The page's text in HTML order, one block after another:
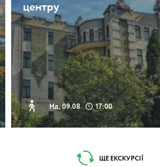
центру
Нд, 09.08 17:00
ЩЕ ЕКСКУРСІЇ